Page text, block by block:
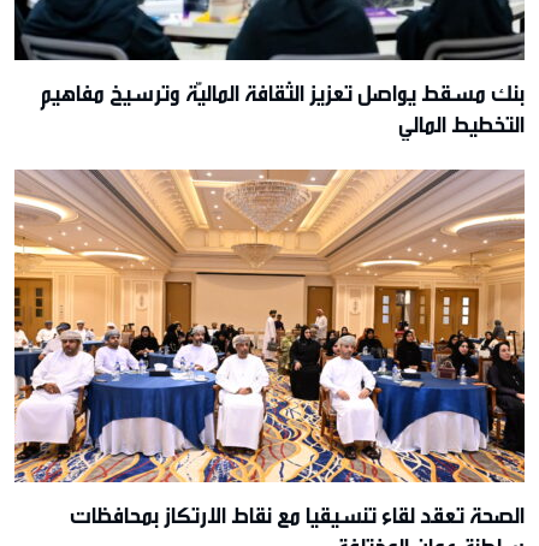
بنك مسقط يواصل تعزيز الثقافة الماليّة وترسيخ مفاهيم
التخطيط المالي
الصحة تعقد لقاء تنسيقيا مع نقاط الارتكاز بمحافظات